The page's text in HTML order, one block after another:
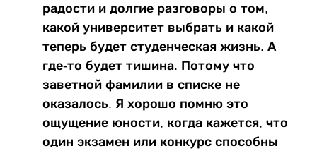
радости и долгие разговоры о том,
какой университет выбрать и какой
теперь будет студенческая жизнь. А
где-то будет тишина. Потому что
заветной фамилии в списке не
оказалось. Я хорошо помню это
ощущение юности, когда кажется, что
один экзамен или конкурс способны